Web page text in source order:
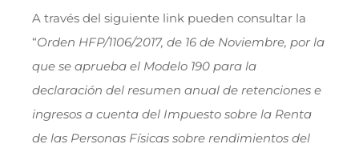
A través del siguiente link pueden consultar la
“Orden HFP/1106/2017, de 16 de Noviembre, por la
que se aprueba el Modelo 190 para la
declaración del resumen anual de retenciones e
ingresos a cuenta del Impuesto sobre la Renta
de las Personas Físicas sobre rendimientos del